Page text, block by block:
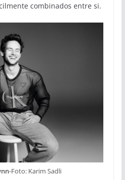
combinados entre si.
-Foto: Karim Sadli